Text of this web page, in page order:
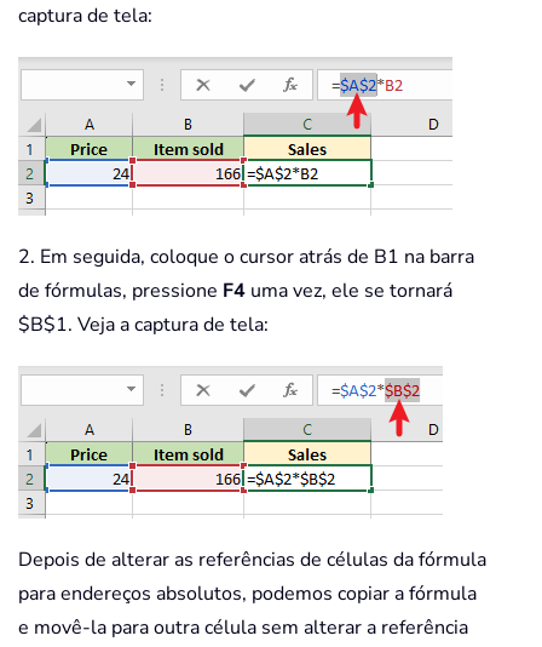
captura de tela:
2. Em seguida, coloque o cursor atrás de B1 na barra
de fórmulas, pressione F4 uma vez, ele se tornará
$B$1. Veja a captura de tela:
Depois de alterar as referências de células da fórmula
para endereços absolutos, podemos copiar a fórmula
e movê-la para outra célula sem alterar a referência